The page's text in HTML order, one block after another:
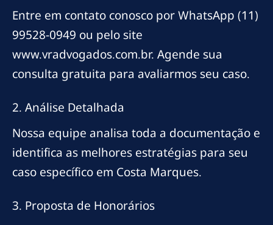
Entre em contato conosco por WhatsApp (11)
99528-0949 ou pelo site
www.vradvogados.com.br. Agende sua
consulta gratuita para avaliarmos seu caso.
2. Análise Detalhada
Nossa equipe analisa toda a documentação e
identifica as melhores estratégias para seu
caso específico em Costa Marques.
3. Proposta de Honorários